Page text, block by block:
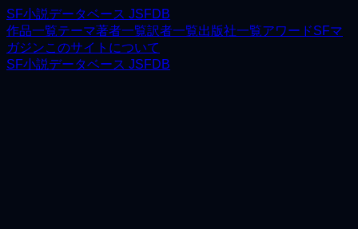
SF小説データベース JSFDB
作品一覧テーマ著者一覧訳者一覧出版社一覧アワードSFマ
ガジンこのサイトについて
SF小説データベース JSFDB